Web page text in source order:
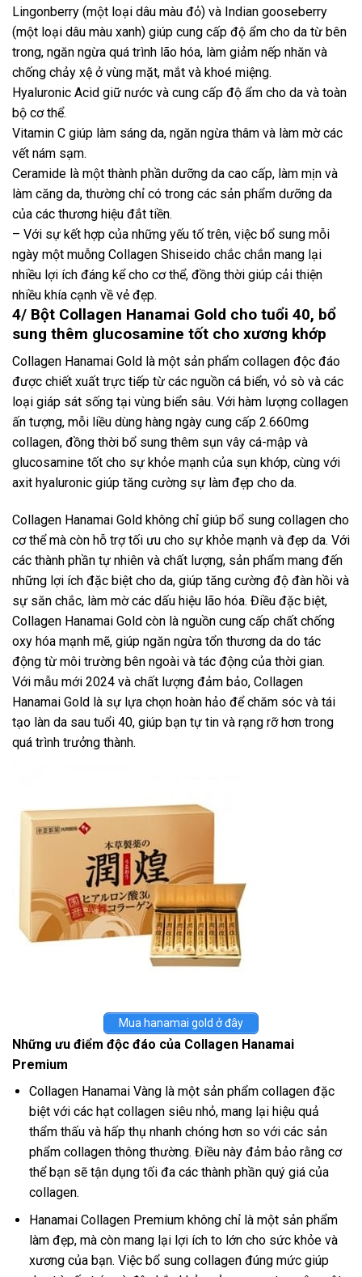
Lingonberry (một loại dâu màu đỏ) và Indian gooseberry
(một loại dâu màu xanh) giúp cung cấp độ ẩm cho da từ bên
trong, ngăn ngừa quá trình lão hóa, làm giảm nếp nhăn và
chống chảy xệ ở vùng mặt, mắt và khoé miệng.
Hyaluronic Acid giữ nước và cung cấp độ ẩm cho da và toàn
bộ cơ thể.
Vitamin C giúp làm sáng da, ngăn ngừa thâm và làm mờ các
vết nám sạm.
Ceramide là một thành phần dưỡng da cao cấp, làm mịn và
làm căng da, thường chỉ có trong các sản phẩm dưỡng da
của các thương hiệu đắt tiền.
– Với sự kết hợp của những yếu tố trên, việc bổ sung mỗi
ngày một muỗng Collagen Shiseido chắc chắn mang lại
nhiều lợi ích đáng kể cho cơ thể, đồng thời giúp cải thiện
nhiều khía cạnh về vẻ đẹp.
4/ Bột Collagen Hanamai Gold cho tuổi 40, bổ
sung thêm glucosamine tốt cho xương khớp
Collagen Hanamai Gold là một sản phẩm collagen độc đáo
được chiết xuất trực tiếp từ các nguồn cá biển, vỏ sò và các
loại giáp sát sống tại vùng biển sâu. Với hàm lượng collagen
ấn tượng, mỗi liều dùng hàng ngày cung cấp 2.660mg
collagen, đồng thời bổ sung thêm sụn vây cá-mập và
glucosamine tốt cho sự khỏe mạnh của sụn khớp, cùng với
axit hyaluronic giúp tăng cường sự làm đẹp cho da.
Collagen Hanamai Gold không chỉ giúp bổ sung collagen cho
cơ thể mà còn hỗ trợ tối ưu cho sự khỏe mạnh và đẹp da. Với
các thành phần tự nhiên và chất lượng, sản phẩm mang đến
những lợi ích đặc biệt cho da, giúp tăng cường độ đàn hồi và
sự săn chắc, làm mờ các dấu hiệu lão hóa. Điều đặc biệt,
Collagen Hanamai Gold còn là nguồn cung cấp chất chống
oxy hóa mạnh mẽ, giúp ngăn ngừa tổn thương da do tác
động từ môi trường bên ngoài và tác động của thời gian.
Với mẫu mới 2024 và chất lượng đảm bảo, Collagen
Hanamai Gold là sự lựa chọn hoàn hảo để chăm sóc và tái
tạo làn da sau tuổi 40, giúp bạn tự tin và rạng rỡ hơn trong
quá trình trưởng thành.
Mua hanamai gold ở đây
Những ưu điểm độc đáo của Collagen Hanamai
Premium
Collagen Hanamai Vàng là một sản phẩm collagen đặc
biệt với các hạt collagen siêu nhỏ, mang lại hiệu quả
thẩm thấu và hấp thụ nhanh chóng hơn so với các sản
phẩm collagen thông thường. Điều này đảm bảo rằng cơ
thể bạn sẽ tận dụng tối đa các thành phần quý giá của
collagen.
Hanamai Collagen Premium không chỉ là một sản phẩm
làm đẹp, mà còn mang lại lợi ích to lớn cho sức khỏe và
xương của bạn. Việc bổ sung collagen đúng mức giúp